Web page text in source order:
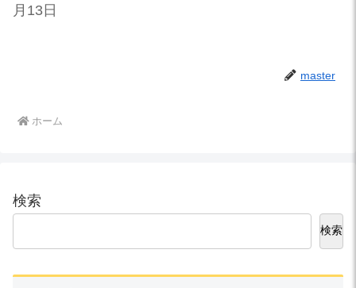
月13日
master
ホーム
検索
検索